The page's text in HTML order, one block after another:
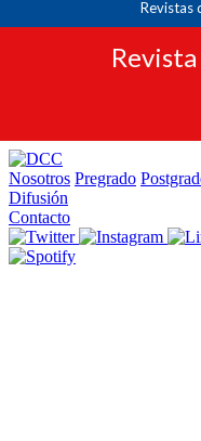
Revistas